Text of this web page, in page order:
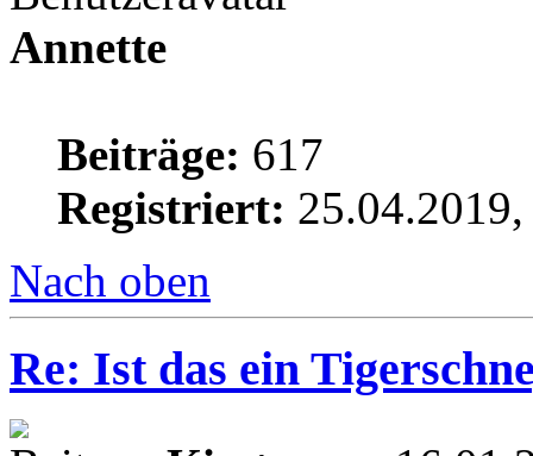
Annette
Beiträge: 617
Registriert:
Nach oben
Re: Ist das ein